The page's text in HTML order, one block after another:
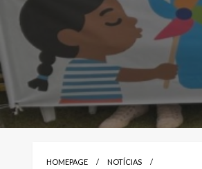
HOMEPAGE
NOTÍCIAS